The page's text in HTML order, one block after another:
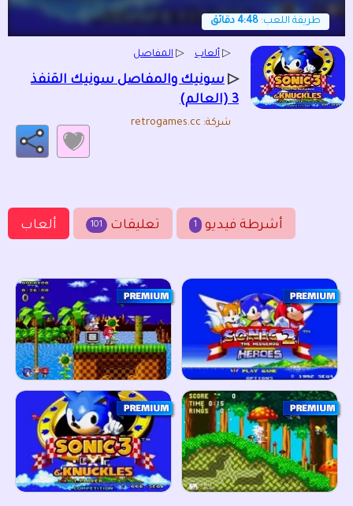
طريقة اللعب: 4:48 دقائق
▷ ألعاب ▷ المفاصل
▷ سونيك والمفاصل سونيك القنفذ
3 (العالم)
شركة: retrogames.cc
ألعاب 101 تعليقات 1 أشرطة فيديو